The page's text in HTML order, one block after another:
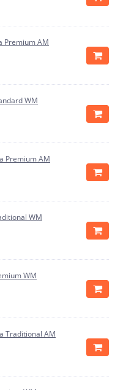
Premium AM
WM
Premium AM
WM
WM
Traditional AM